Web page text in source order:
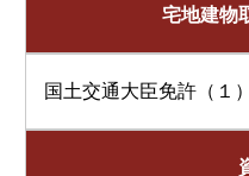
宅地建物
国土交通大臣免許（１